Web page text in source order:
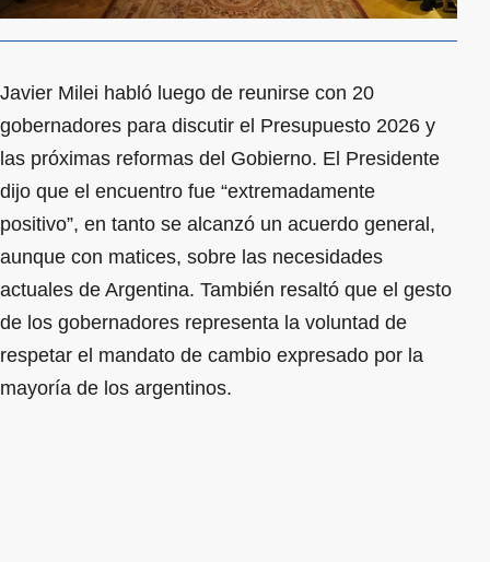
Javier Milei habló luego de reunirse con 20
gobernadores para discutir el Presupuesto 2026 y
las próximas reformas del Gobierno. El Presidente
dijo que el encuentro fue “extremadamente
positivo”, en tanto se alcanzó un acuerdo general,
aunque con matices, sobre las necesidades
actuales de Argentina. También resaltó que el gesto
de los gobernadores representa la voluntad de
respetar el mandato de cambio expresado por la
mayoría de los argentinos.